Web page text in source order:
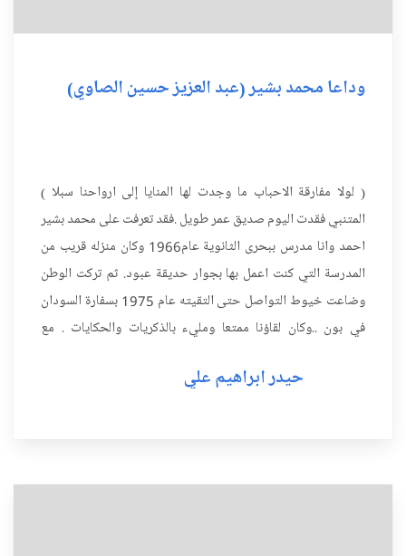
وداعا محمد بشير (عبد العزيز حسين الصاوي)
( لولا مفارقة الاحباب ما وجدت لها المنايا إلى ارواحنا سبلا )
المتنبي فقدت اليوم صديق عمر طويل .فقد تعرفت على محمد بشير
احمد وانا مدرس ببحرى الثانوية عام1966 وكان منزله قريب من
المدرسة التي كنت اعمل بها بجوار حديقة عبود. ثم تركت الوطن
وضاعت خيوط التواصل حتى التقيته عام 1975 بسفارة السودان
في بون ..وكان لقاؤنا ممتعا ومليء بالذكريات والحكايات . مع
حيدر ابراهيم علي